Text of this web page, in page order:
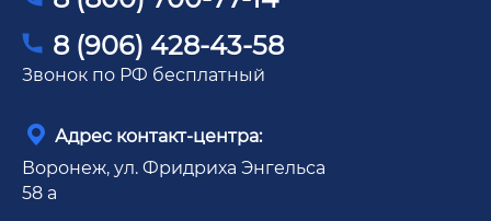
8 (906) 428-43-58
Звонок по РФ бесплатный
Адрес контакт-центра:
Воронеж, ул. Фридриха Энгельса
58 а